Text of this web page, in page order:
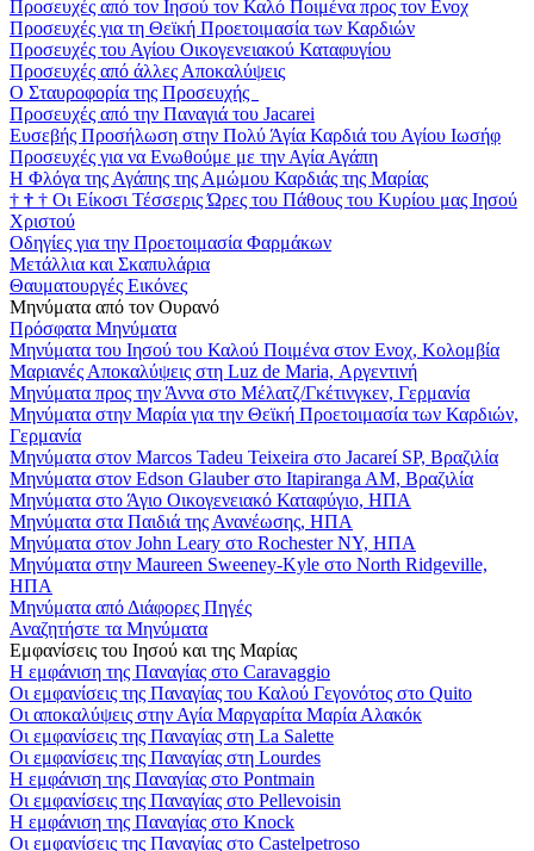
Προσευχές από τον Ιησού τον Καλό Ποιμένα προς τον Ενοχ
Προσευχές για τη Θεϊκή Προετοιμασία των Καρδιών
Προσευχές του Αγίου Οικογενειακού Καταφυγίου
Προσευχές από άλλες Αποκαλύψεις
Ο Σταυροφορία της Προσευχής
Προσευχές από την Παναγιά του Jacarei
Ευσεβής Προσήλωση στην Πολύ Άγία Καρδιά του Αγίου Ιωσήφ
Προσευχές για να Ενωθούμε με την Αγία Αγάπη
Η Φλόγα της Αγάπης της Αμώμου Καρδιάς της Μαρίας
† † † Οι Είκοσι Τέσσερις Ώρες του Πάθους του Κυρίου μας Ιησού
Χριστού
Οδηγίες για την Προετοιμασία Φαρμάκων
Μετάλλια και Σκαπυλάρια
Θαυματουργές Εικόνες
Μηνύματα από τον Ουρανό
Πρόσφατα Μηνύματα
Μηνύματα του Ιησού του Καλού Ποιμένα στον Ενοχ, Κολομβία
Μαριανές Αποκαλύψεις στη Luz de Maria, Αργεντινή
Μηνύματα προς την Άννα στο Μέλατζ/Γκέτινγκεν, Γερμανία
Μηνύματα στην Μαρία για την Θεϊκή Προετοιμασία των Καρδιών,
Γερμανία
Μηνύματα στον Marcos Tadeu Teixeira στο Jacareí SP, Βραζιλία
Μηνύματα στον Edson Glauber στο Itapiranga AM, Βραζιλία
Μηνύματα στο Άγιο Οικογενειακό Καταφύγιο, ΗΠΑ
Μηνύματα στα Παιδιά της Ανανέωσης, ΗΠΑ
Μηνύματα στον John Leary στο Rochester NY, ΗΠΑ
Μηνύματα στην Maureen Sweeney-Kyle στο North Ridgeville,
ΗΠΑ
Μηνύματα από Διάφορες Πηγές
Αναζητήστε τα Μηνύματα
Εμφανίσεις του Ιησού και της Μαρίας
Η εμφάνιση της Παναγίας στο Caravaggio
Οι εμφανίσεις της Παναγίας του Καλού Γεγονότος στο Quito
Οι αποκαλύψεις στην Αγία Μαργαρίτα Μαρία Αλακόκ
Οι εμφανίσεις της Παναγίας στη La Salette
Οι εμφανίσεις της Παναγίας στη Lourdes
Η εμφάνιση της Παναγίας στο Pontmain
Οι εμφανίσεις της Παναγίας στο Pellevoisin
Η εμφάνιση της Παναγίας στο Knock
Οι εμφανίσεις της Παναγίας στο Castelpetroso